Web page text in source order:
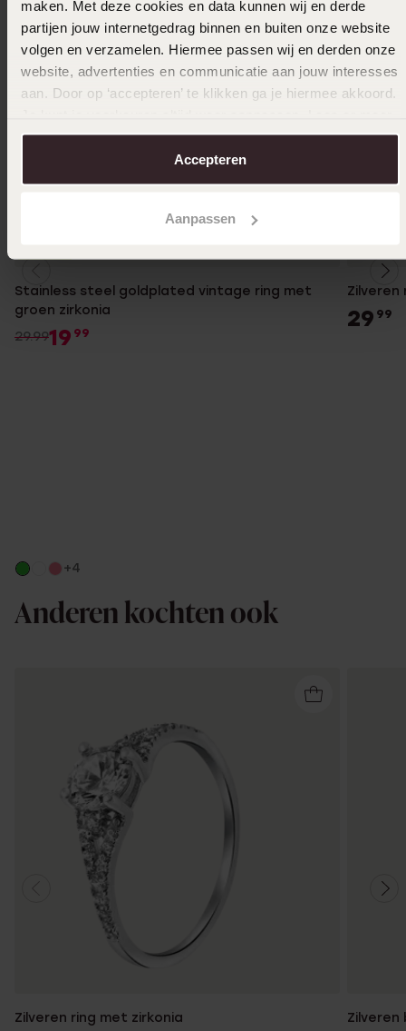
maken. Met deze cookies en data kunnen wij en derde
partijen jouw internetgedrag binnen en buiten onze website
volgen en verzamelen. Hiermee passen wij en derden onze
website, advertenties en communicatie aan jouw interesses
aan. Door op ‘accepteren’ te klikken ga je hiermee akkoord.
over in onscookiebeleid.
Accepteren
Aanpassen
Stainless steel goldplated vintage ring met
groen zirkonia
29.9919 99
+4
Zilveren
29 99
Anderen kochten ook
Zilveren ring met zirkonia Zilveren